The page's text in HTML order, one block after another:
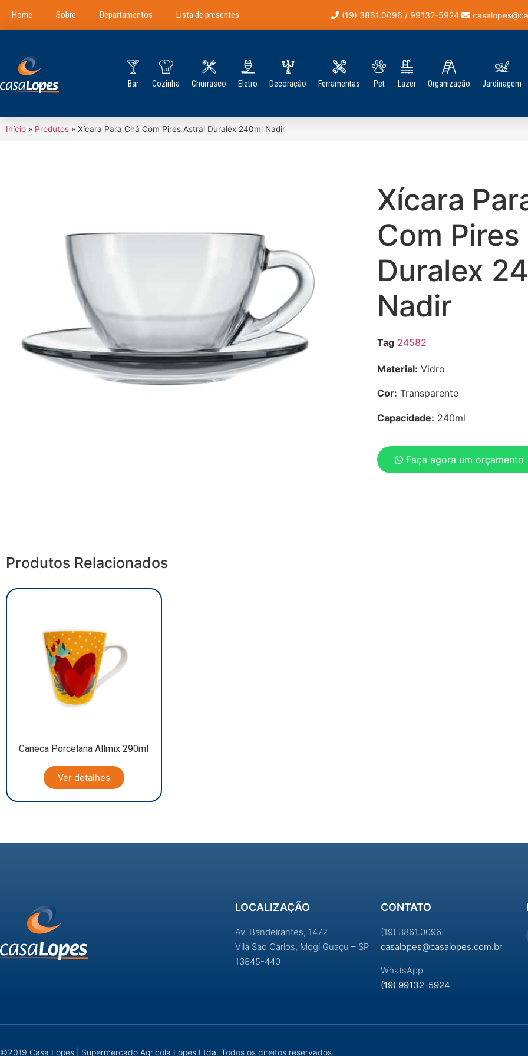
Home Sobre Departamentos Lista de presentes (19) 3861.0096 / 99132-5924
Bar Cozinha Churrasco Eletro Decoração Ferramentas Pet Lazer Organização Jardinagem
Início » Produtos » Xícara Para Chá Com Pires Astral Duralex 240ml Nadir
Xícara
Com
Duralex
Nadir
Tag 24582
Material: Vidro
Cor: Transparente
Capacidade: 240ml
Faça agora um orçamento
Produtos Relacionados
Caneca Porcelana Allmix 290ml
Ver detalhes
LOCALIZAÇÃO
Av. Bandeirantes, 1472
Vila Sao Carlos, Mogi Guaçu – SP
13845-440
CONTATO
(19) 3861.0096
casalopes@casalopes.com.br
WhatsApp
(19) 99132-5924
©2019 Casa Lopes | Supermercado Agricola Lopes Ltda. Todos os direitos reservados.